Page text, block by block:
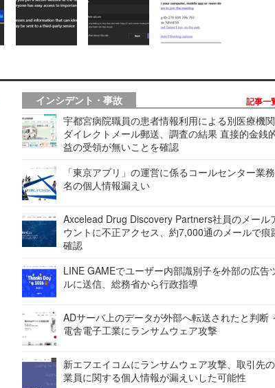
インシデント・事故 記事一
宇都宮病院職員の患者情報利用による別医療機
ダイレクトメール郵送、調査の結果 直接的金銭
益の受領が無いことを確認
「東京アプリ」の運営に係るコールセンター業
名の個人情報漏えい
Axcelead Drug Discovery Partners社員のメール
ウントに不正アクセス、約7,000通のメールで痕
確認
LINE GAMEでユーザー内部識別子を外部の広告
ルに送信、総務省から行政指導
ADサーバ上のデータが外部へ転送されたと判断
電舎電子工業にランサムウェア攻撃
新エフエイコムにランサムウェア攻撃、取引先
業員に関する個人情報が漏えいした可能性